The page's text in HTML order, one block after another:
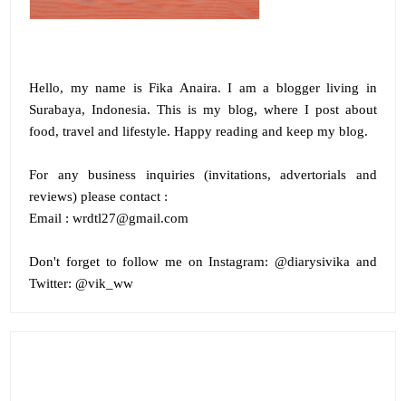
Hello, my name isFika Anaira. I am a blogger living in
Surabaya, Indonesia. This is my blog, where I post about
food, travel and lifestyle. Happy reading and keep my blog.
For any business inquiries (invitations, advertorials and
reviews) please contact :
Email : wrdtl27@gmail.com
Don't forget to follow me onInstagram: @diarysivika and
Twitter: @vik_ww